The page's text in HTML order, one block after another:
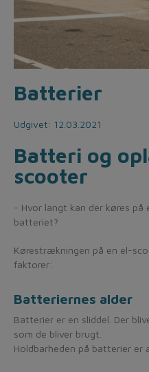
Batterier
Udgivet: 12.03.2021
Batteri og
scooter
- Hvor langt kan der køres
batteriet?
Kørestrækningen på en el-
faktorer:
Batteriernes alder
Batterier er en sliddel. Der
som de bliver brugt.
Holdbarheden på batterier er